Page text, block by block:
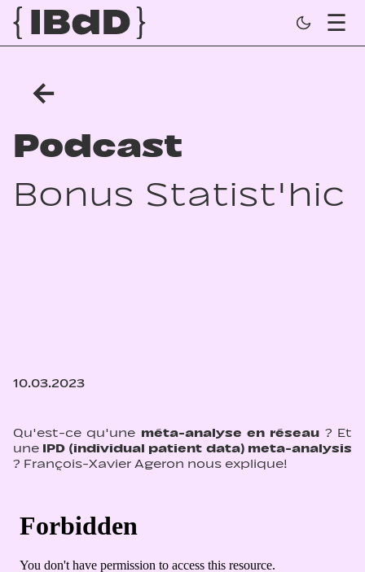
←
Podcast
Bonus Statist'hic
10.03.2023
Qu'est-ce qu'une méta-analyse en réseau ? Et
une IPD (individual patient data) meta-analysis
? François-Xavier Ageron nous explique!